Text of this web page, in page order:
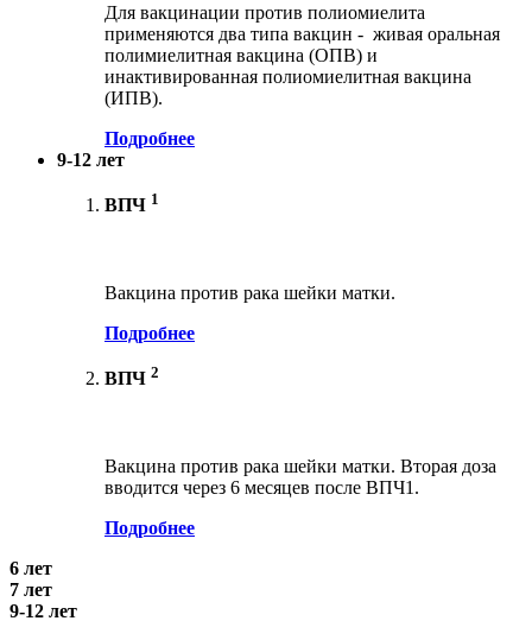
Для вакцинации против полиомиелита
применяются два типа вакцин - живая оральная
полимиелитная вакцина (ОПВ) и
инактивированная полиомиелитная вакцина
(ИПВ).
Подробнее
9-12 лет
ВПЧ 1
Вакцина против рака шейки матки.
Подробнее
ВПЧ 2
Вакцина против рака шейки матки. Вторая доза
вводится через 6 месяцев после ВПЧ1.
Подробнее
6 лет
7 лет
9-12 лет